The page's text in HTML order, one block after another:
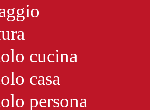
cucina
casa
persona